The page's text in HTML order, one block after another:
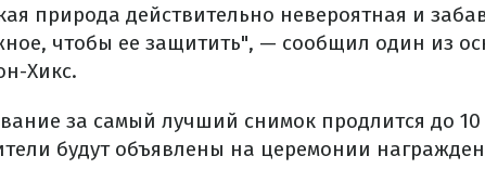
природа действительно невероятная и
чтобы ее защитить", — сообщил один из
Хикс.
за самый лучший снимок продлится до 10
будут объявлены на церемонии